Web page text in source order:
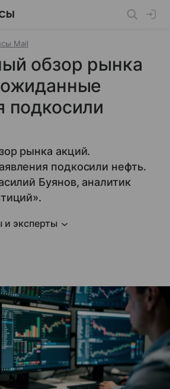
Mail
обзор рынка
подкосили
рынка акций.
подкосили нефть.
Буянов, аналитик
и эксперты